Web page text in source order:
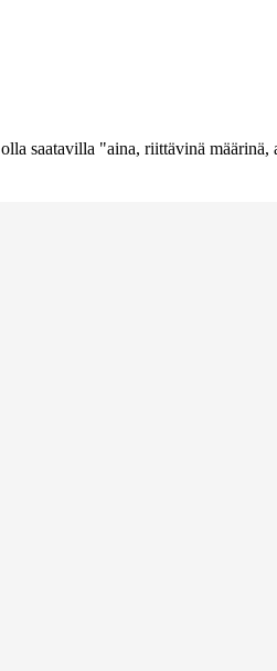
saatavilla "aina, riittävinä